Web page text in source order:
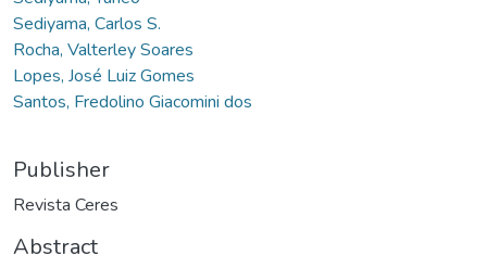
Sediyama, Carlos S.
Rocha, Valterley Soares
Lopes, José Luiz Gomes
Santos, Fredolino Giacomini dos
Publisher
Revista Ceres
Abstract